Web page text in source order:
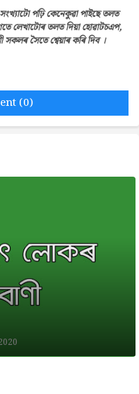
পঢ়ি কেনেকুৱা পাইছে তলত
লেখাটোৰ তলত দিয়া হোৱাটচএপ,
সৈতে শ্বেয়াৰ কৰি দিব ।
(0)